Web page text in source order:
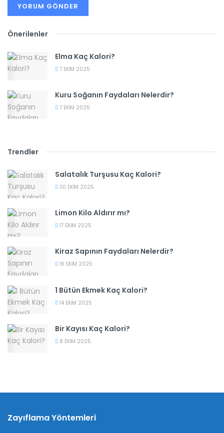
Önerilenler
Elma Kaç Kalori?
7 EKIM 2025
Kuru Soğanın Faydaları Nelerdir?
7 EKIM 2025
Trendler
Salatalık Turşusu Kaç Kalori?
30 EKIM 2025
Limon Kilo Aldırır mı?
17 EKIM 2025
Kiraz Sapının Faydaları Nelerdir?
16 EKIM 2025
1 Bütün Ekmek Kaç Kalori?
14 EKIM 2025
Bir Kayısı Kaç Kalori?
8 EKIM 2025
Zayıflama Yöntemleri